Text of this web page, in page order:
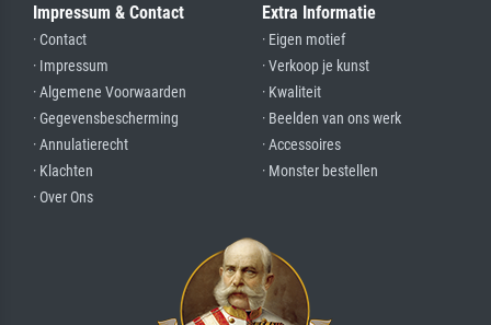
Impressum & Contact
· Contact
· Impressum
· Algemene Voorwaarden
· Gegevensbescherming
· Annulatierecht
· Klachten
· Over Ons
Extra Informatie
· Eigen motief
· Verkoop je kunst
· Kwaliteit
· Beelden van ons werk
· Accessoires
· Monster bestellen